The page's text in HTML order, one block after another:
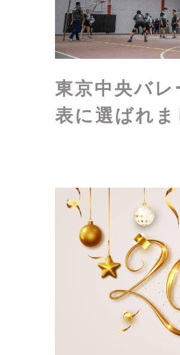
東京中央バレ
表に選ばれま